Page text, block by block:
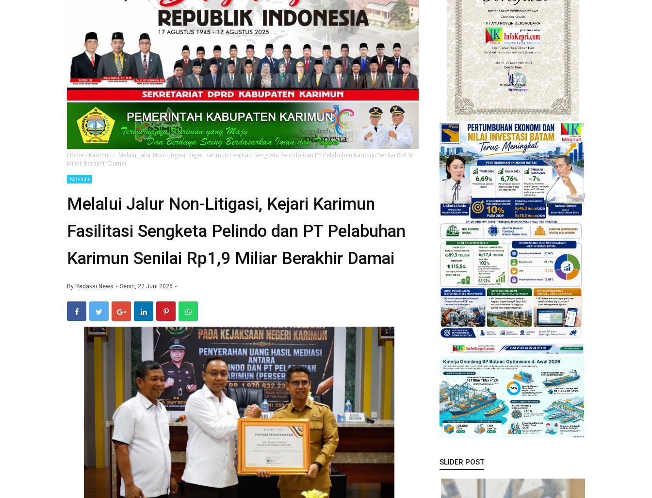
Home › Karimun › Melalui Jalur Non-Litigasi, Kejari Karimun Fasilitasi Sengketa Pelindo dan PT Pelabuhan Karimun Senilai Rp1,9
Miliar Berakhir Damai
Karimun
Melalui Jalur Non-Litigasi, Kejari Karimun
Fasilitasi Sengketa Pelindo dan PT Pelabuhan
Karimun Senilai Rp1,9 Miliar Berakhir Damai
By Redaksi News Senin, 22 Juni 2026
SLIDER POST
Batam
Terima